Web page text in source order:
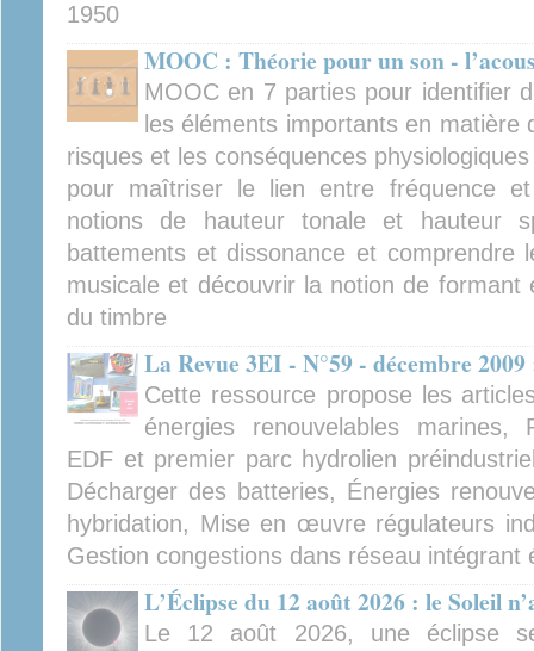
1950
MOOC : Théorie pour un son -
MOOC en 7 parties pour identifier
les éléments importants en matière
risques et les conséquences
pour maîtriser le lien entre fréquence
notions de hauteur tonale et hauteur
battements et dissonance et comprendre
musicale et découvrir la notion de formant
du timbre
La Revue 3EI - N°59 - décembre
Cette ressource propose les
énergies renouvelables marines,
EDF et premier parc hydrolien
Décharger des batteries, Énergies
hybridation, Mise en œuvre régulateurs
Gestion congestions dans réseau intégrant
L’Éclipse du 12 août 2026 : le Soleil
Le 12 août 2026, une éclipse